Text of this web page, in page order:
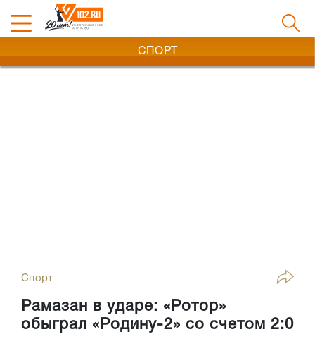
СПОРТ
Спорт
Рамазан в ударе: «Ротор»
обыграл «Родину-2» со счетом 2:0